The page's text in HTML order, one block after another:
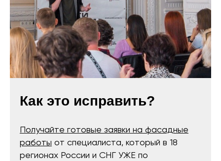
Как это исправить?
Получайте готовые заявки на фасадные
работы от специалиста, который в 18
регионах России и СНГ УЖЕ по